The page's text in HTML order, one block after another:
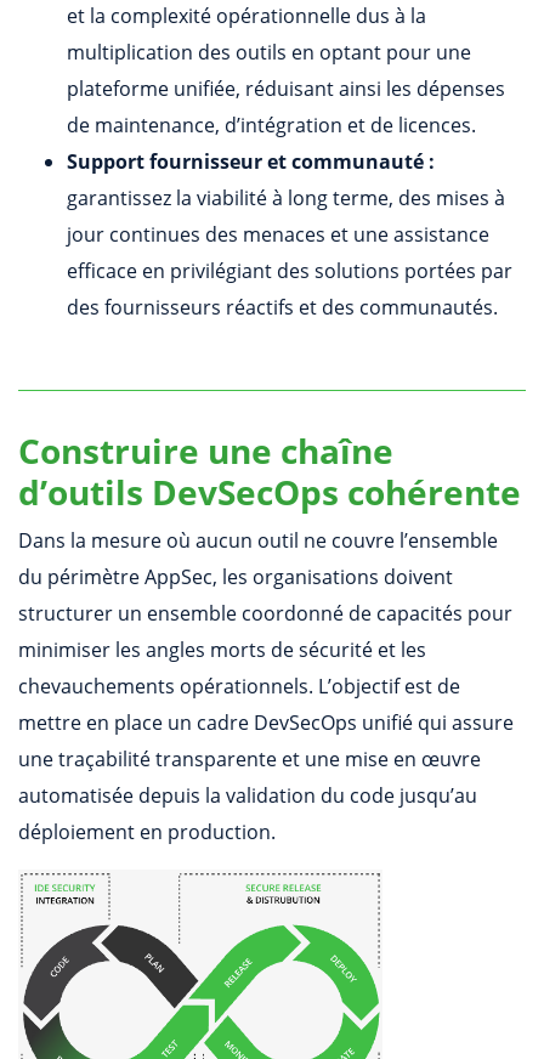
et la complexité opérationnelle dus à la
multiplication des outils en optant pour une
plateforme unifiée, réduisant ainsi les dépenses
de maintenance, d’intégration et de licences.
Support fournisseur et communauté :
garantissez la viabilité à long terme, des mises à
jour continues des menaces et une assistance
efficace en privilégiant des solutions portées par
des fournisseurs réactifs et des communautés.
Construire une chaîne
d’outils DevSecOps cohérente
Dans la mesure où aucun outil ne couvre l’ensemble
du périmètre AppSec, les organisations doivent
structurer un ensemble coordonné de capacités pour
minimiser les angles morts de sécurité et les
chevauchements opérationnels. L’objectif est de
mettre en place un cadre DevSecOps unifié qui assure
une traçabilité transparente et une mise en œuvre
automatisée depuis la validation du code jusqu’au
déploiement en production.